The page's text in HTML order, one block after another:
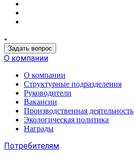
Задать вопрос
О компании
О компании
Структурные подразделения
Руководители
Вакансии
Производственная деятельность
Экологическая политика
Награды
Потребителям